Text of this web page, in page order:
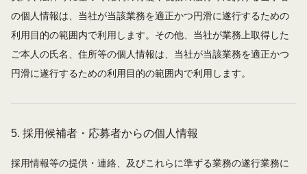
の個人情報は、当社が当該業務を適正かつ円滑に遂行するための
利用目的の範囲内で利用します。その他、当社が業務上取得した
ご本人の氏名、住所等の個人情報は、当社が当該業務を適正かつ
円滑に遂行するための利用目的の範囲内で利用します。
5. 採用候補者・応募者からの個人情報
採用情報等の提供・連絡、及びこれらに準ずる業務の遂行業務に